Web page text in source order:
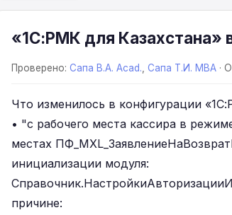
«1С:РМК для Казахстана»
Проверено: Сапа В.А. Acad. Сапа Т.И. MBA ·
Что изменилось в конфигурации
• "с рабочего места кассира в
местах
инициализации модуля:
причине: